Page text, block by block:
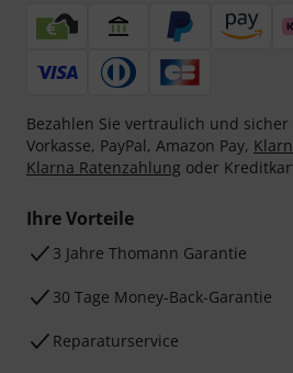
Bezahlen Sie vertraulich und
Vorkasse, PayPal, Amazon Pay,
Klarna Ratenzahlung oder
Ihre Vorteile
3 Jahre Thomann Garantie
30 Tage Money-Back-Garantie
Reparaturservice